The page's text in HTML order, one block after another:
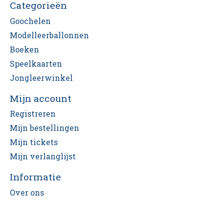
Categorieën
Goochelen
Modelleerballonnen
Boeken
Speelkaarten
Jongleerwinkel
Mijn account
Registreren
Mijn bestellingen
Mijn tickets
Mijn verlanglijst
Informatie
Over ons